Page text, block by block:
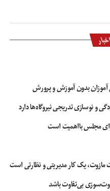
بدون آموزش و پرورش
و نوسازی تدریجی نیروگاه‌ها دارد
مجلس بااهمیت است
یک کار مدیریتی و نظارتی است
بی‌تفاوت باشد